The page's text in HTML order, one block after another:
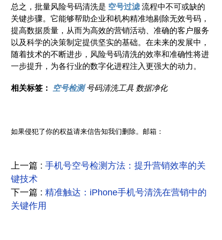
总之，批量风险号码清洗是 空号过滤流程中不可或缺的
关键步骤。它能够帮助企业和机构精准地剔除无效号码，
提高数据质量，从而为高效的营销活动、准确的客户服务
以及科学的决策制定提供坚实的基础。在未来的发展中，
随着技术的不断进步，风险号码清洗的效率和准确性将进
一步提升，为各行业的数字化进程注入更强大的动力。
相关标签： 空号检测号码清洗工具 数据净化
如果侵犯了你的权益请来信告知我们删除。邮箱：
上一篇 :手机号空号检测方法：提升营销效率的关
键技术
下一篇 :精准触达：iPhone手机号清洗在营销中的
关键作用